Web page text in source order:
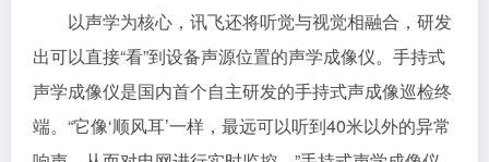
以声学为核心，讯飞还将听觉与视觉相融合，研发
出可以直接“看”到设备声源位置的声学成像仪。手持式
声学成像仪是国内首个自主研发的手持式声成像巡检终
端。“它像‘顺风耳’一样，最远可以听到40米以外的异常